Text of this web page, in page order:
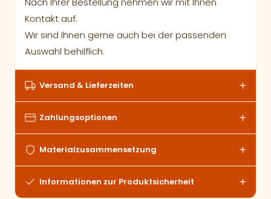
Kontakt auf.
Wir sind Ihnen gerne auch bei der passenden
Auswahl behilflich.
Versand & Lieferzeiten
Zahlungsoptionen
Materialzusammensetzung
Informationen zur Produktsicherheit